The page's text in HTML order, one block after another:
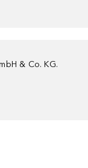
& Co. KG.